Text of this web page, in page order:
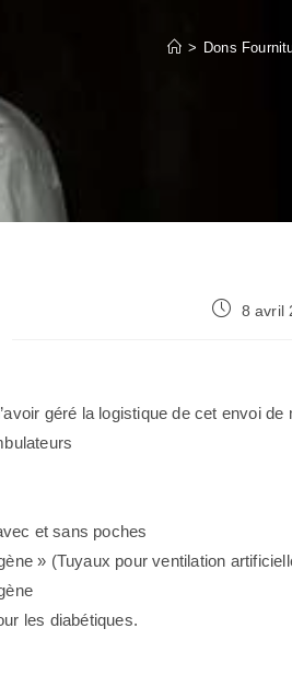
> Dons
8 avril
géré la logistique de cet envoi de
et sans poches
» (Tuyaux pour ventilation
les diabétiques.